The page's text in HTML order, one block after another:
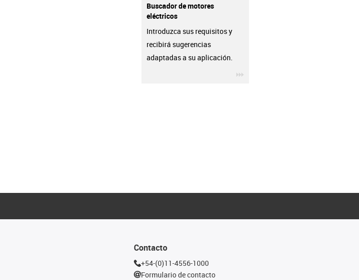
Buscador de motores
eléctricos
Introduzca sus requisitos y
recibirá sugerencias
adaptadas a su aplicación.
Contacto
+54-(0)11-4556-1000
Formulario de contacto